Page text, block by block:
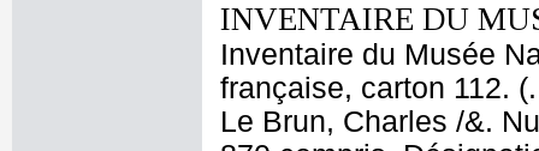
INVENTAIRE DU
Inventaire du Musée
française, carton 112.
Le Brun, Charles /&.